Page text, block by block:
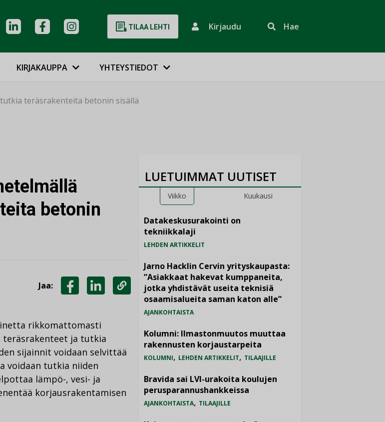
TILAA LEHTI Kirjaudu Hae
KIRJAKAUPPA YHTEYSTIEDOT
teräsrakenteita betonin sisällä
betonin
Jaa:
LINKEDINISSÄ
KOPIOI
LINKKI
rikkomattomasti
teräsrakenteet ja tutkia
sijainnit voidaan selvittää
voidaan tutkia niiden
lämpö-, vesi- ja
korjausrakentamisen
LUETUIMMAT UUTISET
Viikko Kuukausi
Datakeskusurakointi on
tekniikkalaji
LEHDEN ARTIKKELIT
Jarno Hacklin Cervin yrityskaupasta:
”Asiakkaat hakevat kumppaneita,
jotka yhdistävät useita teknisiä
osaamisalueita saman katon alle”
AJANKOHTAISTA
Kolumni: Ilmastonmuutos muuttaa
rakennusten korjaustarpeita
KOLUMNI, LEHDEN ARTIKKELIT, TILAAJILLE
Bravida sai LVI-urakoita koulujen
perusparannushankkeissa
AJANKOHTAISTA, TILAAJILLE